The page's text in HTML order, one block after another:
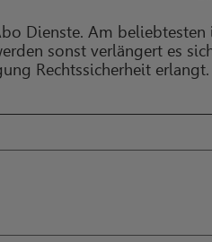
Dienste. Am beliebtesten
sonst verlängert es
Rechtssicherheit erlangt.